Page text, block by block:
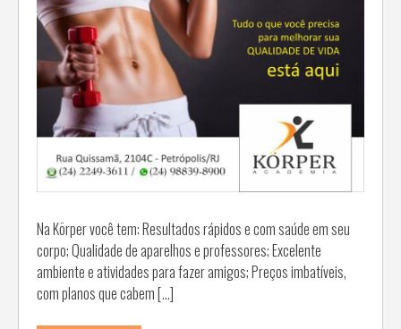
Na Körper você tem: Resultados rápidos e com saúde em seu
corpo; Qualidade de aparelhos e professores; Excelente
ambiente e atividades para fazer amigos; Preços imbatíveis,
com planos que cabem […]